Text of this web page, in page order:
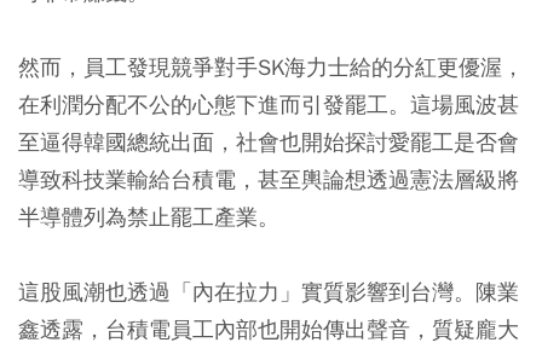
然而，員工發現競爭對手SK海力士給的分紅更優渥，
在利潤分配不公的心態下進而引發罷工。這場風波甚
至逼得韓國總統出面，社會也開始探討愛罷工是否會
導致科技業輸給台積電，甚至輿論想透過憲法層級將
半導體列為禁止罷工產業。
這股風潮也透過「內在拉力」實質影響到台灣。陳業
鑫透露，台積電員工內部也開始傳出聲音，質疑龐大